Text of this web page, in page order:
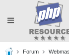
Toggle
Forum